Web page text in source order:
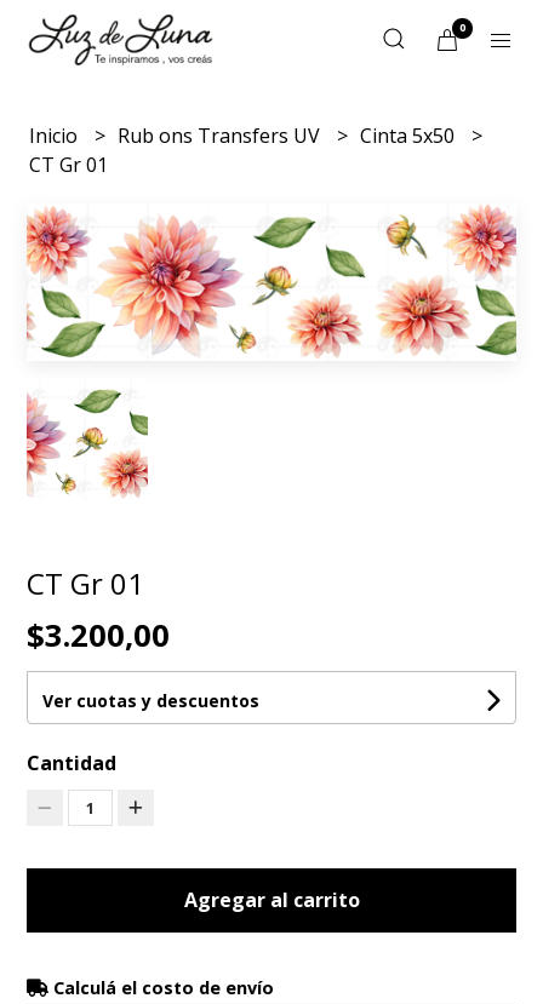
0
Inicio Rub ons Transfers UV
Cinta 5x50
CT Gr 01
CT Gr 01
$3.200,00
Ver cuotas y descuentos
Cantidad
1
Agregar al carrito
Calculá el costo de envío